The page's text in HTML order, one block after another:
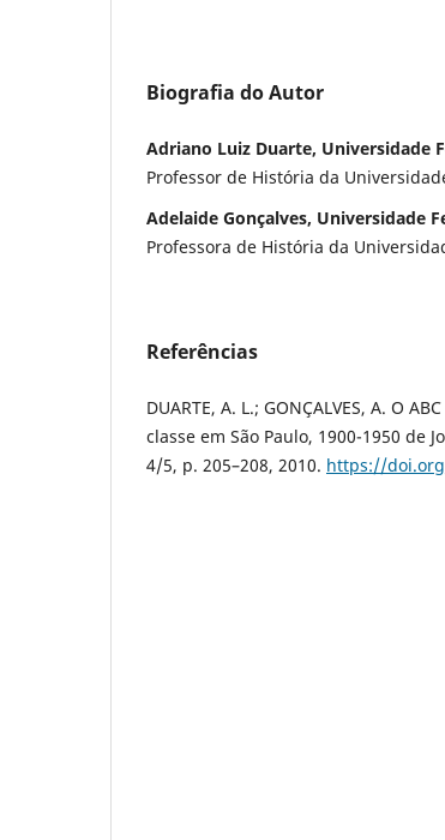
Biografia do Autor
Adriano Luiz Duarte, Universidade
Professor de História da
Adelaide Gonçalves, Universidade
Professora de História da
Referências
DUARTE, A. L.; GONÇALVES, A. O
classe em São Paulo, 1900-1950 de
4/5, p. 205–208, 2010. https://